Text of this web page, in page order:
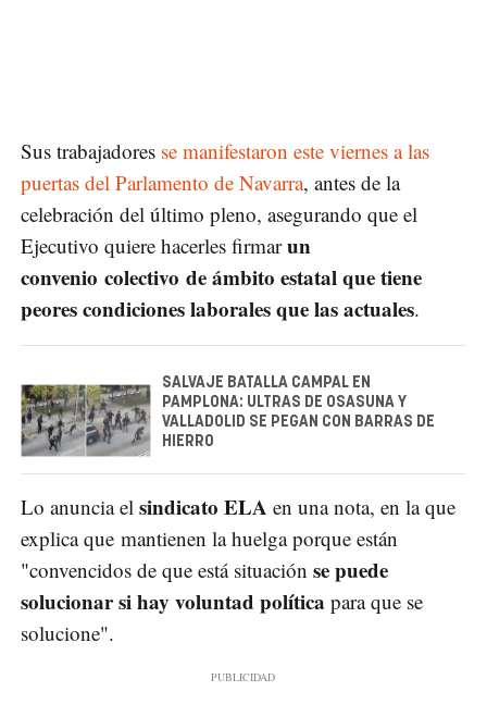
Sus trabajadores se manifestaron este viernes a las
puertas del Parlamento de Navarra, antes de la
celebración del último pleno, asegurando que el
Ejecutivo quiere hacerles firmarun
convenio colectivo de ámbito estatal que tiene
peores condiciones laborales que las actuales.
SALVAJE BATALLA CAMPAL EN
PAMPLONA: ULTRAS DE OSASUNA Y
VALLADOLID SE PEGAN CON BARRAS DE
HIERRO
Lo anuncia el sindicato ELA en una nota, en la que
explica que mantienen la huelga porque están
"convencidos de que está situación se puede
solucionar si hay voluntad política para que se
solucione".